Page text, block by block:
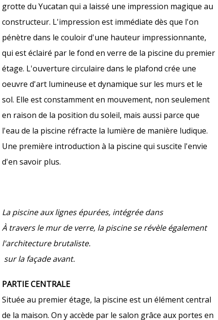
grotte du Yucatan qui a laissé une impression magique au
constructeur. L'impression est immédiate dès que l'on
pénètre dans le couloir d'une hauteur impressionnante,
qui est éclairé par le fond en verre de la piscine du premier
étage. L'ouverture circulaire dans le plafond crée une
oeuvre d'art lumineuse et dynamique sur les murs et le
sol. Elle est constamment en mouvement, non seulement
en raison de la position du soleil, mais aussi parce que
l'eau de la piscine réfracte la lumière de manière ludique.
Une première introduction à la piscine qui suscite l'envie
d'en savoir plus.
La piscine aux lignes épurées, intégrée dans
À travers le mur de verre, la piscine se révèle également
l'architecture brutaliste​.​
sur la façade avant.
PARTIE CENTRALE
Située au premier étage, la piscine est un élément central
de la maison. On y accède par le salon grâce aux portes en